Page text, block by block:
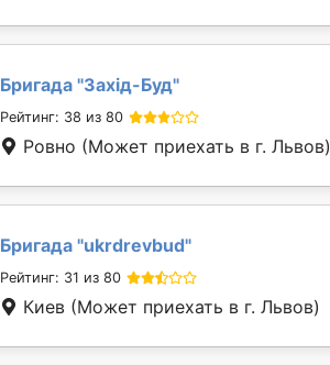
Бригада "Захід-Буд"
Рейтинг: 38 из 80
Ровно (Может приехать в г. Львов)
Бригада "ukrdrevbud"
Рейтинг: 31 из 80
Киев (Может приехать в г. Львов)